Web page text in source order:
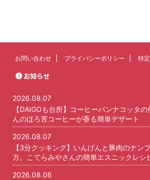
お問い合わせ プライバシーポリシー 特
お知らせ
2026.08.07
【DAIGOも台所】コーヒーパンナコッタ
んのほろ苦コーヒーが香る簡単デザート
2026.08.07
【3分クッキング】いんげんと豚肉のナン
方。こてらみやさんの簡単エスニックレシ
2026.08.06